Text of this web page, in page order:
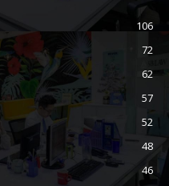
106
72
62
57
52
48
46